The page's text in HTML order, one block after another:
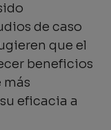
de caso
que el
beneficios
más
eficacia a